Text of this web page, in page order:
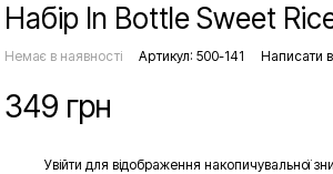
Набір In Bottle Sweet
Немає в наявності Артикул: 500-141 Написати
349 грн
Увійти для відображення накопичувальної